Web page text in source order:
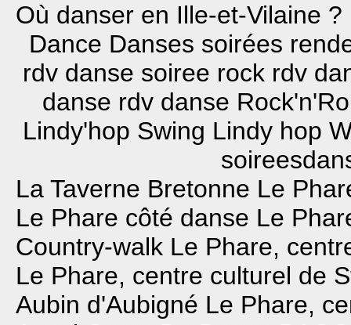
Où danser en Ille-et-Vilaine ?
Dance Danses soirées
rdv danse soiree rock rdv
danse rdv danse
Lindy'hop Swing Lindy hop
La Taverne Bretonne Le
Le Phare côté danse Le
Country-walk Le Phare,
Le Phare, centre culturel de
Aubin d'Aubigné Le Phare,